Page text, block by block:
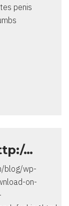
penis
…
blog/wp-
on-